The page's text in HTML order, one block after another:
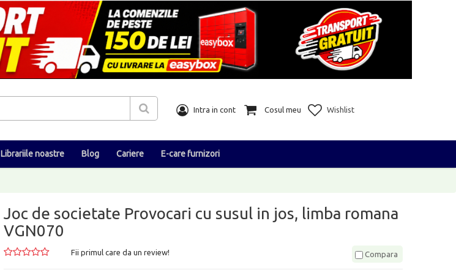
Intra in cont Cosul meu Wishlist
Librariile noastre Blog Cariere E-care furnizori
Joc de societate Provocari cu susul in jos, limba romana
VGN070
Fii primul care da un review! Compara